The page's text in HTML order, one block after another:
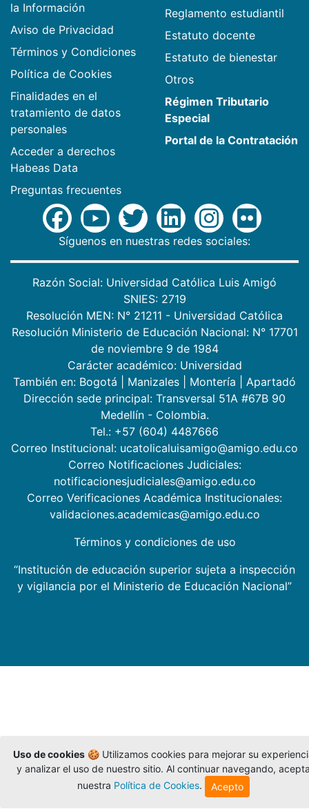
la Información
Aviso de Privacidad
Términos y Condiciones
Política de Cookies
Finalidades en el
tratamiento de datos
personales
Acceder a derechos
Habeas Data
Preguntas frecuentes
Reglamento estudiantil
Estatuto docente
Estatuto de bienestar
Otros
Régimen Tributario
Especial
Portal de la Contratación
Síguenos en nuestras redes sociales:
Razón Social: Universidad Católica Luis Amigó
SNIES: 2719
Resolución MEN: N° 21211 - Universidad Católica
Resolución Ministerio de Educación Nacional: N° 17701
de noviembre 9 de 1984
Carácter académico: Universidad
También en: Bogotá Manizales Montería
Apartadó
Dirección sede principal: Transversal 51A #67B 90
Medellín - Colombia.
Tel.: +57 (604) 4487666
Correo Institucional: ucatolicaluisamigo@amigo.edu.co
Correo Notificaciones Judiciales:
notificacionesjudiciales@amigo.edu.co
Correo Verificaciones Académica Institucionales:
validaciones.academicas@amigo.edu.co
Términos y condiciones de uso
“Institución de educación superior sujeta a inspección
y vigilancia por el Ministerio de Educación Nacional”
Uso de cookies 🍪 Utilizamos cookies para mejorar su
y analizar el uso de nuestro sitio. Al continuar navegando,
nuestra Política de Cookies. Acepto